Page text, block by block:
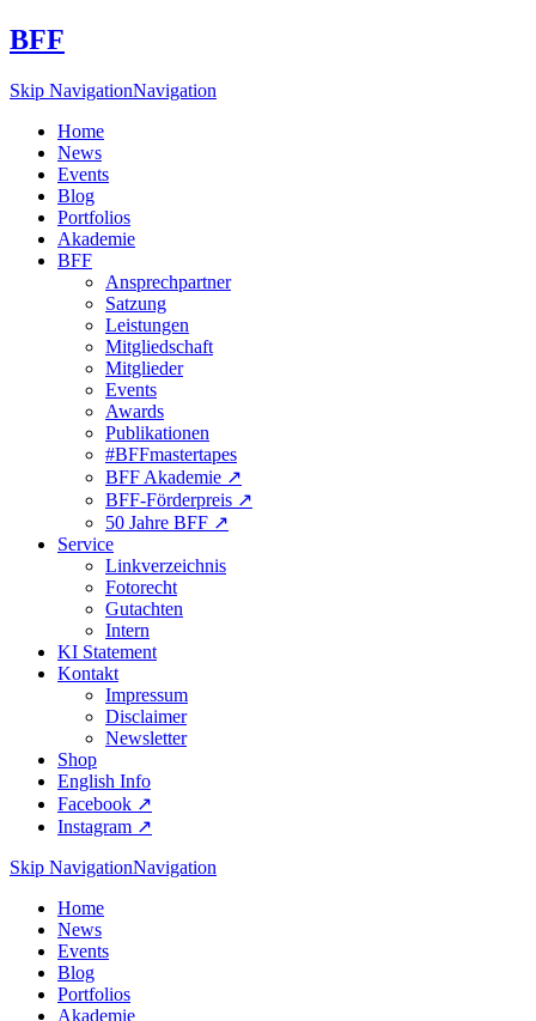
BFF
Skip NavigationNavigation
Home
News
Events
Blog
Portfolios
Akademie
BFF
Ansprechpartner
Satzung
Leistungen
Mitgliedschaft
Mitglieder
Events
Awards
Publikationen
#BFFmastertapes
BFF Akademie ↗︎
BFF-Förderpreis ↗︎
50 Jahre BFF ↗︎
Service
Linkverzeichnis
Fotorecht
Gutachten
Intern
KI Statement
Kontakt
Impressum
Disclaimer
Newsletter
Shop
English Info
Facebook ↗︎
Instagram ↗︎
Skip NavigationNavigation
Home
News
Events
Blog
Portfolios
Akademie